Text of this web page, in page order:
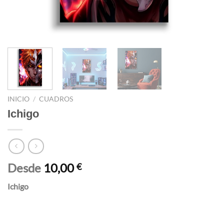
INICIO / CUADROS
Ichigo
Desde 10,00€
Ichigo